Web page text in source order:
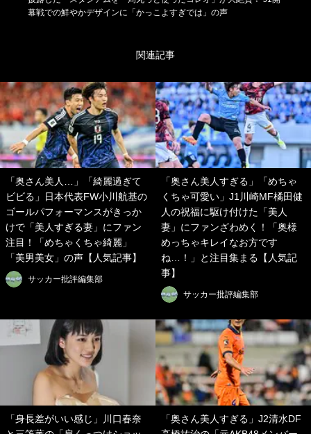
幕戦での鮮やかデザインに「かっこよすぎでは」の声
関連記事
「奥さん美人…」「綺麗過ぎて
ビビる」日本代表FW小川航基の
ゴールパフォーマンスがきっか
けで「美人すぎる妻」にファン
注目！「めちゃくちゃ綺麗」
「美男美女」の声【人気記事】
サッカー批評編集部
「奥さん美人すぎる」「めちゃ
くちゃ可愛い」J1川崎MF橘田健
人の祝福に駆け付けた「美人
妻」にファンざわめく！「奥様
めっちゃキレイなお方です
ね…！」と注目集まる【人気記
事】
サッカー批評編集部
「身長差がいい感じ」川口春奈
「奥さん美人すぎる」J2清水DF